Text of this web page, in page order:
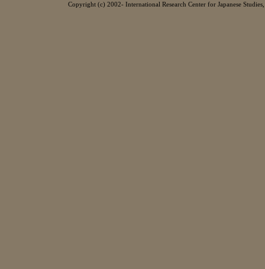
Copyright (c) 2002- International Research Center for Japanese